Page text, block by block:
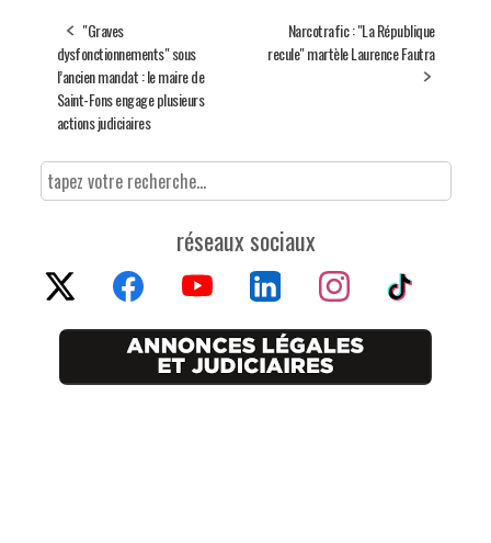
"Graves
dysfonctionnements" sous
l’ancien mandat : le maire de
Saint-Fons engage plusieurs
actions judiciaires
Narcotrafic : "La République
recule" martèle Laurence Fautra
réseaux sociaux